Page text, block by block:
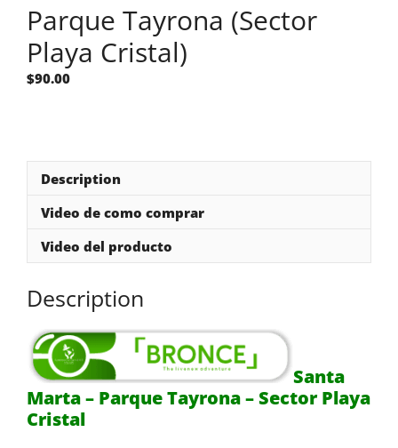
Parque Tayrona (Sector
Playa Cristal)
$90.00
Description
Video de como comprar
Video del producto
Description
Santa
Marta – Parque Tayrona – Sector Playa
Cristal